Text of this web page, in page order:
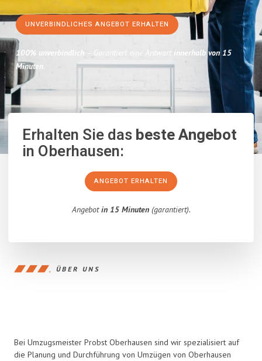
UNVERBINDLICHES ANGEBOT ERHALTEN
100% unverbindlich – Garantiert eine Antwort innerhalb von 15
Minuten.
Erhalten Sie dasbeste Angebot
in Oberhausen:
ANGEBOT ERHALTEN
Angebotin 15 Minuten(garantiert).
ÜBER UNS
Bei Umzugsmeister Probst Oberhausen sind wir spezialisiert auf
die Planung und Durchführung von Umzügen von Oberhausen